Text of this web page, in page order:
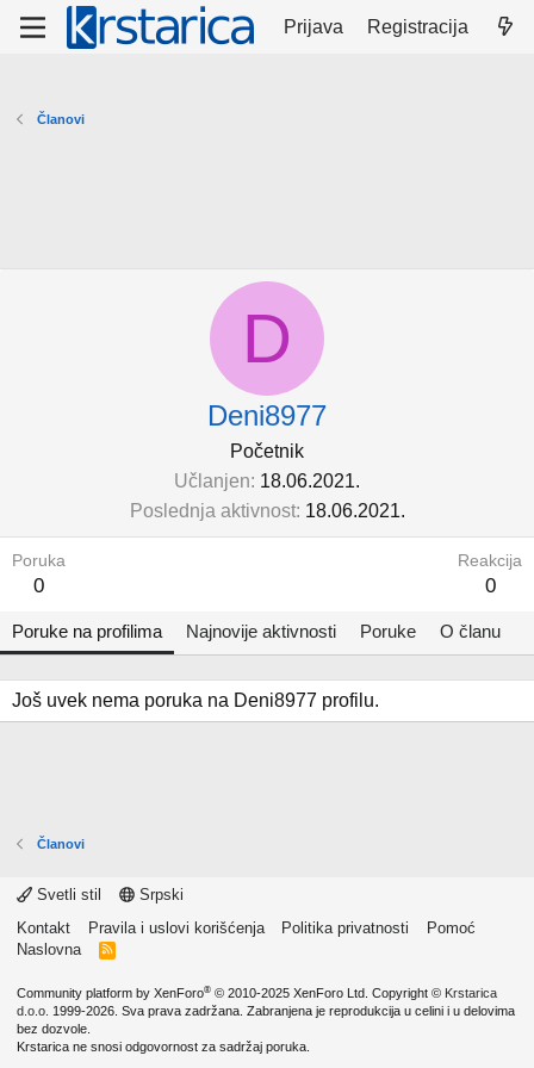
Prijava Registracija
Članovi
D
Deni8977
Početnik
Učlanjen 18.06.2021.
Poslednja aktivnost 18.06.2021.
Poruka
0
Reakcija
0
Poruke na profilima Najnovije aktivnosti Poruke O članu
Još uvek nema poruka na Deni8977 profilu.
Članovi
Svetli stil
Srpski
Kontakt
Pravila i uslovi korišćenja Politika privatnosti
Pomoć
Naslovna
R
Community platform by XenForo® © 2010-2025 XenForo Ltd. Copyright © Krstarica
d.o.o. 1999-2026. Sva prava zadržana. Zabranjena je reprodukcija u celini i u delovima
bez dozvole.
Krstarica ne snosi odgovornost za sadržaj poruka.